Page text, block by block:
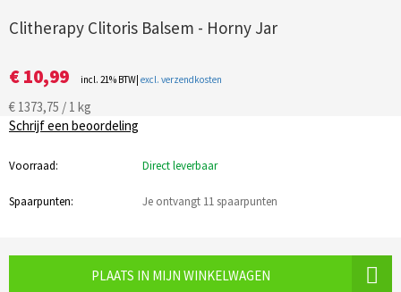
Clitherapy Clitoris Balsem - Horny Jar
€ 10,99 incl. 21% BTW| excl. verzendkosten
€ 1373,75 / 1 kg
Schrijf een beoordeling
Voorraad: Direct leverbaar
Spaarpunten: Je ontvangt 11 spaarpunten
PLAATS IN MIJN WINKELWAGEN